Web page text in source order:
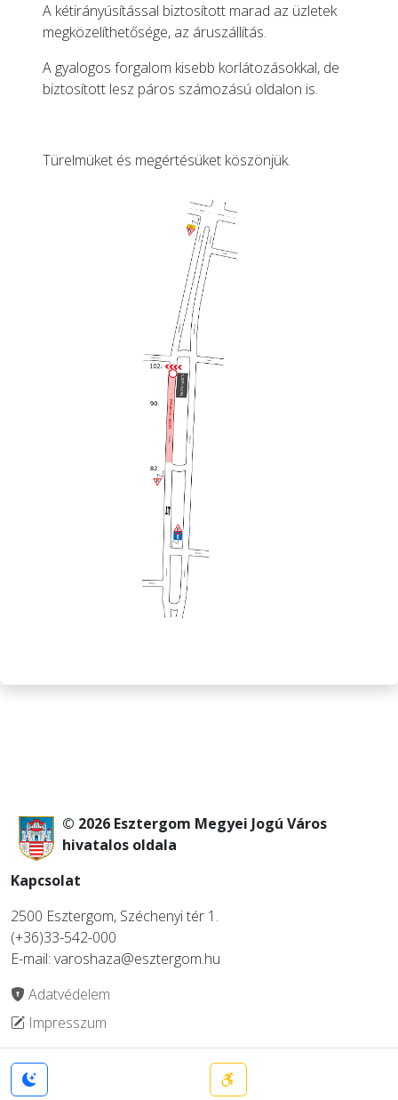
A kétirányúsítással biztosított marad az üzletek
megközelíthetősége, az áruszállítás.
A gyalogos forgalom kisebb korlátozásokkal, de
biztosított lesz páros számozású oldalon is.
Türelmüket és megértésüket köszönjük.
© 2026 Esztergom Megyei Jogú Város
hivatalos oldala
Kapcsolat
2500 Esztergom, Széchenyi tér 1.
(+36)33-542-000
E-mail: varoshaza@esztergom.hu
Adatvédelem
Impresszum